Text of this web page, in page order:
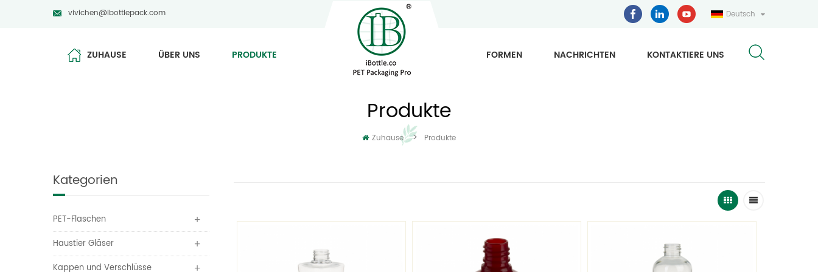
vivichen@ibottlepack.com Deutsch
ZUHAUSE ÜBER UNS PRODUKTE FORMEN NACHRICHTEN KONTAKTIERE UNS
Produkte
Zuhause > Produkte
Kategorien
PET-Flaschen
Haustier Gläser
Kappen und Verschlüsse